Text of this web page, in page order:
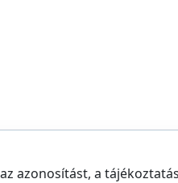
azonosítást, a